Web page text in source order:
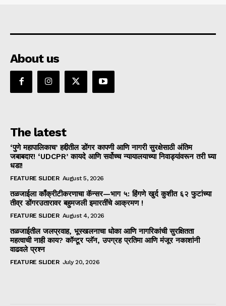
About us
The latest
‘पुणे महापालिकाच’ हद्दीतील डोंगर कापणी आणि नागरी सुरक्षेसाठी अंतिम
जबाबदार! ‘UDCPR’ कायदे आणि सर्वोच्च न्यायालयाच्या निवाड्यांवरून तरी घ्या
धडा!
FEATURE SLIDER August 5, 2026
तळजाईला काँक्रीटीकरणाचा कॅन्सर—भाग ५: हिंगणे खुर्द कुशीत ६२ फुटांच्या
तीव्र डोंगरउतारावर बहुमजली इमारतींचे आक्रमण !
FEATURE SLIDER August 4, 2026
तळजाईतील जलप्रवाह, भूस्खलनाचा धोका आणि नागरिकांची सुरक्षितता
महत्वाची नाही काय? कॉन्टूर प्लॅन, उपग्रह प्रतिमा आणि मंजूर नकाशांनी
वाढवले प्रश्न
FEATURE SLIDER July 20, 2026